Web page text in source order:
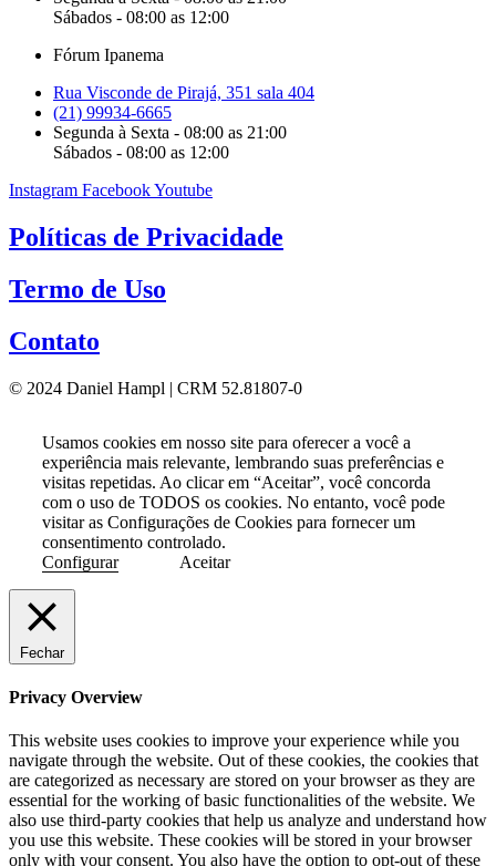
Sábados - 08:00 as 12:00
Fórum Ipanema
Rua Visconde de Pirajá, 351 sala 404
(21) 99934-6665
Segunda à Sexta - 08:00 as 21:00
Sábados - 08:00 as 12:00
Instagram FacebookYoutube
Políticas de Privacidade
Termo de Uso
Contato
© 2024 Daniel Hampl | CRM 52.81807-0
Usamos cookies em nosso site para oferecer a você a
experiência mais relevante, lembrando suas preferências e
visitas repetidas. Ao clicar em “Aceitar”, você concorda
com o uso de TODOS os cookies. No entanto, você pode
visitar as Configurações de Cookies para fornecer um
consentimento controlado.
Configurar
Aceitar
Fechar
Privacy Overview
This website uses cookies to improve your experience while you
navigate through the website. Out of these cookies, the cookies that
are categorized as necessary are stored on your browser as they are
essential for the working of basic functionalities of the website. We
also use third-party cookies that help us analyze and understand how
you use this website. These cookies will be stored in your browser
only with your consent. You also have the option to opt-out of these